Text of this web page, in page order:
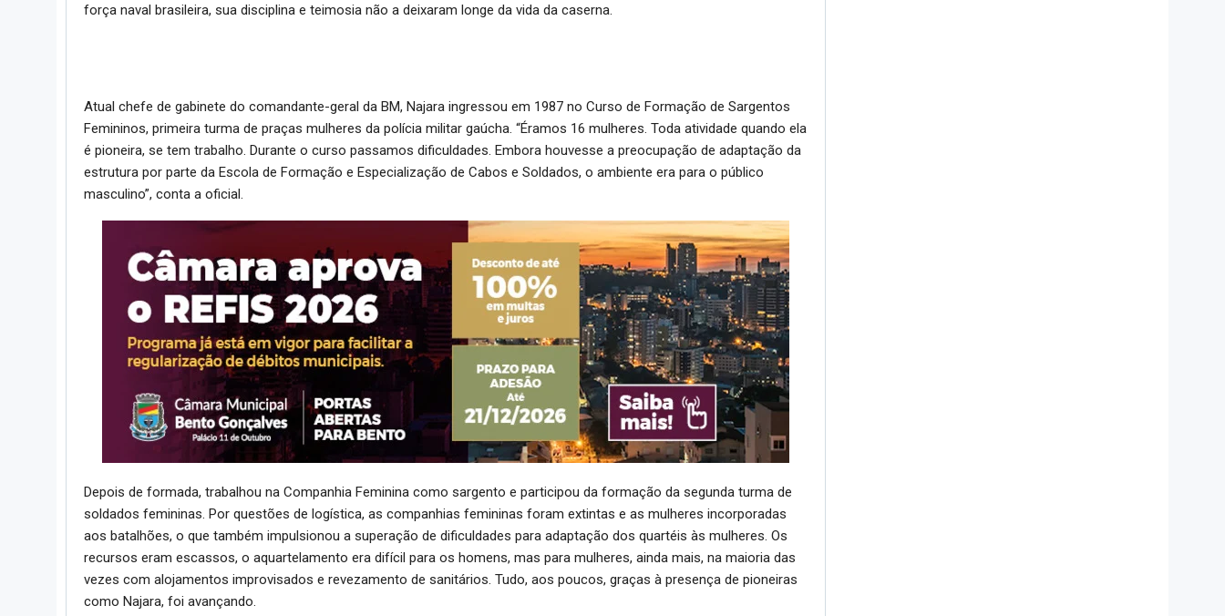
força naval brasileira, sua disciplina e teimosia não a deixaram longe da vida da caserna.
Atual chefe de gabinete do comandante-geral da BM, Najara ingressou em 1987 no Curso de Formação de Sargentos
Femininos, primeira turma de praças mulheres da polícia militar gaúcha. “Éramos 16 mulheres. Toda atividade quando ela
é pioneira, se tem trabalho. Durante o curso passamos dificuldades. Embora houvesse a preocupação de adaptação da
estrutura por parte da Escola de Formação e Especialização de Cabos e Soldados, o ambiente era para o público
masculino”, conta a oficial.
Depois de formada, trabalhou na Companhia Feminina como sargento e participou da formação da segunda turma de
soldados femininas. Por questões de logística, as companhias femininas foram extintas e as mulheres incorporadas
aos batalhões, o que também impulsionou a superação de dificuldades para adaptação dos quartéis às mulheres. Os
recursos eram escassos, o aquartelamento era difícil para os homens, mas para mulheres, ainda mais, na maioria das
vezes com alojamentos improvisados e revezamento de sanitários. Tudo, aos poucos, graças à presença de pioneiras
como Najara, foi avançando.